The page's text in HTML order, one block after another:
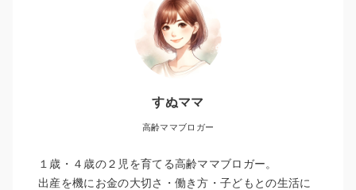
すぬママ
高齢ママブロガー
１歳・４歳の２児を育てる高齢ママブロガー。
出産を機にお金の大切さ・働き方・子どもとの生活に